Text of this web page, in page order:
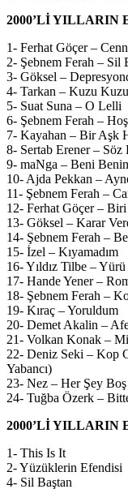
2000’Lİ YILLARIN
1- Ferhat Göçer –
2- Şebnem Ferah – Sil
3- Göksel –
4- Tarkan – Kuzu Kuzu
5- Suat Suna – O Lelli
6- Şebnem Ferah –
7- Kayahan – Bir Aşk
8- Sertab Erener – Söz
9- maNga – Beni
10- Ajda Pekkan –
11- Şebnem Ferah –
12- Ferhat Göçer –
13- Göksel – Karar
14- Şebnem Ferah –
15- İzel – Kıyamadım
16- Yıldız Tilbe –
17- Hande Yener –
18- Şebnem Ferah –
19- Kıraç – Yoruldum
20- Demet Akalin –
21- Volkan Konak –
22- Deniz Seki – Kop
Yabancı)
23- Nez – Her Şey Boş
24- Tuğba Özerk –
2000’Lİ YILLARIN
1- This Is It
2- Yüzüklerin Efendisi
4- Sil Baştan